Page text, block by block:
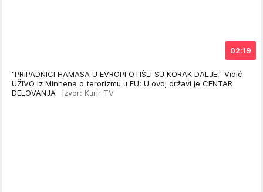
02:19
"PRIPADNICI HAMASA U EVROPI OTIŠLI SU KORAK DALJE!" Vidić
UŽIVO iz Minhena o terorizmu u EU: U ovoj državi je CENTAR
DELOVANJA Izvor: Kurir TV